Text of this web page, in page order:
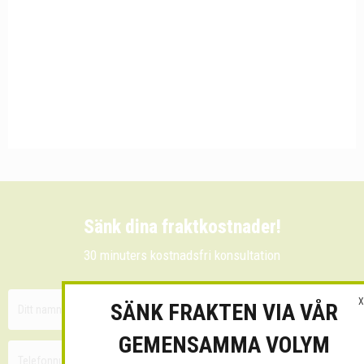
Sänk dina fraktkostnader!
30 minuters kostnadsfri konsultation
X
SÄNK FRAKTEN VIA VÅR
GEMENSAMMA VOLYM